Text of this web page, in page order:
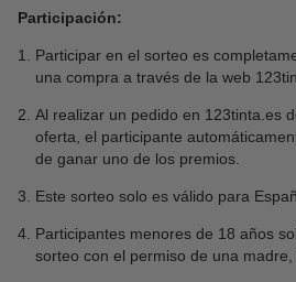
Participación:
Participar en el sorteo es
una compra a través de la web
Al realizar un pedido en 123tinta.es
oferta, el participante
de ganar uno de los premios.
Este sorteo solo es válido para
Participantes menores de 18 años
sorteo con el permiso de una madre,